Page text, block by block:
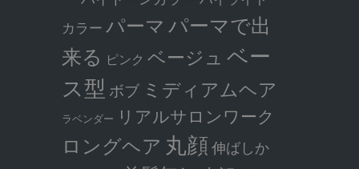
カラー パーマ パーマで出
来る ピンク ベージュ ベー
ス型 ボブ ミディアムヘア
ラベンダー リアルサロンワーク
ロングヘア 丸顔伸ばしか